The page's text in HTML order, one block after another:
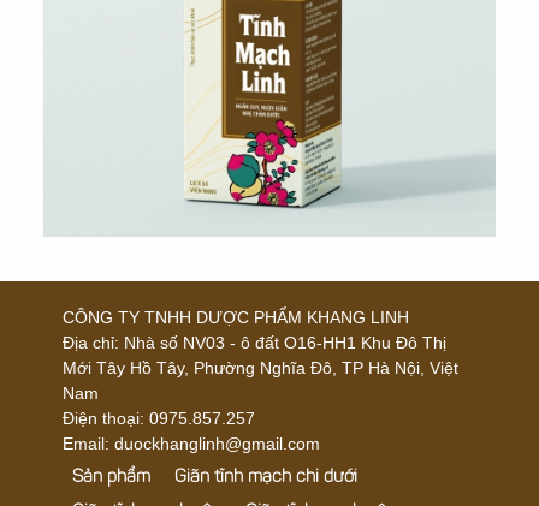
CÔNG TY TNHH DƯỢC PHẨM KHANG LINH
Địa chỉ: Nhà số NV03 - ô đất O16-HH1 Khu Đô Thị
Mới Tây Hồ Tây, Phường Nghĩa Đô, TP Hà Nội, Việt
Nam
Điện thoại:0975.857.257
Email: duockhanglinh@gmail.com
Sản phẩm
Giãn tĩnh mạch chi dưới